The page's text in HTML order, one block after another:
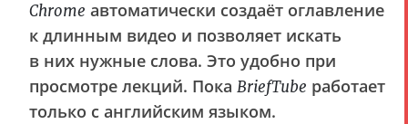
Chrome автоматически создаёт оглавление
к длинным видео и позволяет искать
в них нужные слова. Это удобно при
просмотре лекций. Пока BriefTube работает
только с английским языком.